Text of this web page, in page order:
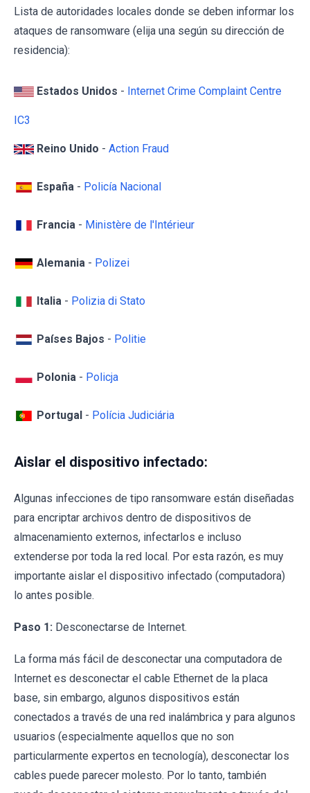
Lista de autoridades locales donde se deben informar los
ataques de ransomware (elija una según su dirección de
residencia):
Estados Unidos - Internet Crime Complaint Centre
IC3
Reino Unido - Action Fraud
España - Policía Nacional
Francia - Ministère de l'Intérieur
Alemania - Polizei
Italia - Polizia di Stato
Países Bajos - Politie
Polonia - Policja
Portugal - Polícia Judiciária
Aislar el dispositivo infectado:
Algunas infecciones de tipo ransomware están diseñadas
para encriptar archivos dentro de dispositivos de
almacenamiento externos, infectarlos e incluso
extenderse por toda la red local. Por esta razón, es muy
importante aislar el dispositivo infectado (computadora)
lo antes posible.
Paso 1: Desconectarse de Internet.
La forma más fácil de desconectar una computadora de
Internet es desconectar el cable Ethernet de la placa
base, sin embargo, algunos dispositivos están
conectados a través de una red inalámbrica y para algunos
usuarios (especialmente aquellos que no son
particularmente expertos en tecnología), desconectar los
cables puede parecer molesto. Por lo tanto, también